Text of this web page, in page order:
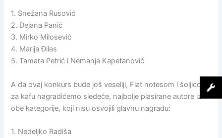
1. Snežana Rusović
2. Dejana Panić
3. Mirko Milosević
4. Marija Đilas
5. Tamara Petrić i Nemanja Kapetanović
A da ovaj konkurs bude još veseliji, Fiat notesom i šoljicom
za kafu nagradićemo sledeće, najbolje plasirane autore iz
obe kategorije, koji nisu osvojili glavnu nagradu:
1. Nedeljko Radiša